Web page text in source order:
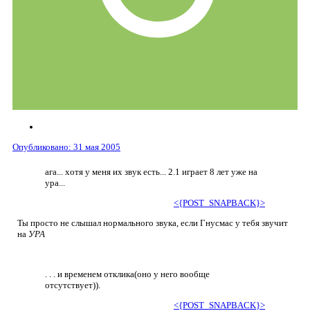
Опубликовано: 31 мая 2005
ага... хотя у меня их звук есть... 2.1 играет 8 лет уже на
ура...
<{POST_SNAPBACK}>
Ты просто не слышал нормального звука, если Гнусмас у тебя звучит
на УРА
. . . и временем отклика(оно у него вообще
отсутствует)).
<{POST_SNAPBACK}>